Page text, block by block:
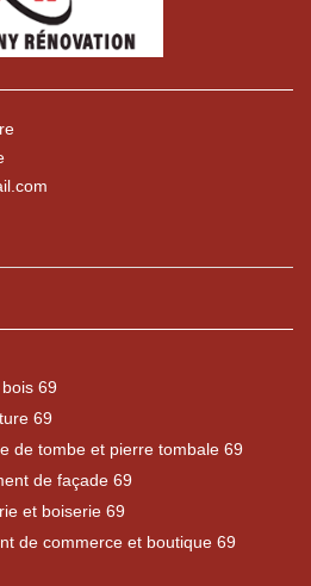
69
69
de tombe et pierre tombale 69
de façade 69
et boiserie 69
de commerce et boutique 69